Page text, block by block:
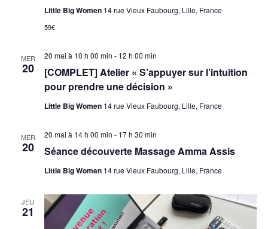
Little Big Women 14 rue Vieux Faubourg, Lille, France
59€
MER
20
[COMPLET] Atelier « S’appuyer sur l’intuition
pour prendre une décision »
20 mai à 10 h 00 min - 12 h 00 min
Little Big Women 14 rue Vieux Faubourg, Lille, France
MER
20 Séance découverte Massage Amma Assis
20 mai à 14 h 00 min - 17 h 30 min
Little Big Women 14 rue Vieux Faubourg, Lille, France
JEU
21